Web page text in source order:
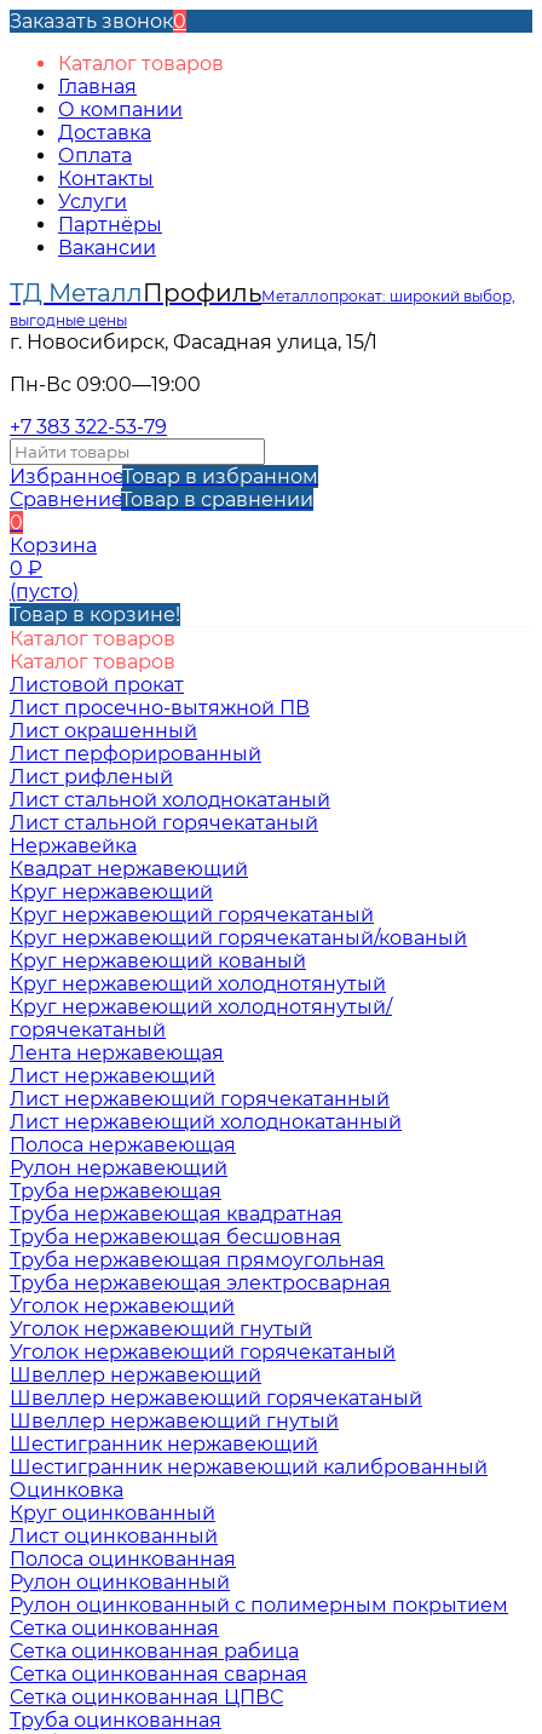
Заказать звонок0
Каталог товаров
Главная
О компании
Доставка
Оплата
Контакты
Услуги
Партнёры
Вакансии
ТД МеталлПрофильМеталлопрокат: широкий выбор,
выгодные цены
г. Новосибирск, Фасадная улица, 15/1
Пн-Вс 09:00—19:00
+7 383 322-53-79
ИзбранноеТовар в избранном
СравнениеТовар в сравнении
0
Корзина
0 ₽
(пусто)
Товар в корзине!
Каталог товаров
Каталог товаров
Листовой прокат
Лист просечно-вытяжной ПВ
Лист окрашенный
Лист перфорированный
Лист рифленый
Лист стальной холоднокатаный
Лист стальной горячекатаный
Нержавейка
Квадрат нержавеющий
Круг нержавеющий
Круг нержавеющий горячекатаный
Круг нержавеющий горячекатаный/кованый
Круг нержавеющий кованый
Круг нержавеющий холоднотянутый
Круг нержавеющий холоднотянутый/
горячекатаный
Лента нержавеющая
Лист нержавеющий
Лист нержавеющий горячекатанный
Лист нержавеющий холоднокатанный
Полоса нержавеющая
Рулон нержавеющий
Труба нержавеющая
Труба нержавеющая квадратная
Труба нержавеющая бесшовная
Труба нержавеющая прямоугольная
Труба нержавеющая электросварная
Уголок нержавеющий
Уголок нержавеющий гнутый
Уголок нержавеющий горячекатаный
Швеллер нержавеющий
Швеллер нержавеющий горячекатаный
Швеллер нержавеющий гнутый
Шестигранник нержавеющий
Шестигранник нержавеющий калиброванный
Оцинковка
Круг оцинкованный
Лист оцинкованный
Полоса оцинкованная
Рулон оцинкованный
Рулон оцинкованный с полимерным покрытием
Сетка оцинкованная
Сетка оцинкованная рабица
Сетка оцинкованная сварная
Сетка оцинкованная ЦПВС
Труба оцинкованная